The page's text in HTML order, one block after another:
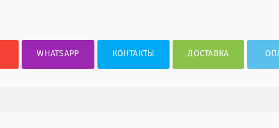
WHATSAPP КОНТАКТЫ ДОСТАВКА